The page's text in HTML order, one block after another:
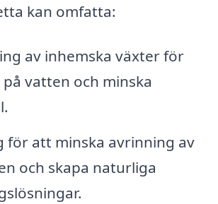
kan omfatta:
av inhemska växter för
vatten och minska
för att minska avrinning av
och skapa naturliga